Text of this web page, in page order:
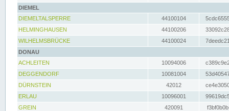
DIEMEL
DIEMELTALSPERRE
44100104
HELMINGHAUSEN
44100206
WILHELMSBRÜCKE
44100024
DONAU
ACHLEITEN
10094006
DEGGENDORF
10081004
DÜRNSTEIN
42012
ERLAU
10096001
GREIN
420091